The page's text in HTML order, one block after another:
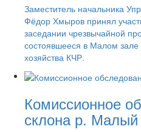
Заместитель начальника
Фёдор Хмыров принял
заседании чрезвычайной
состоявшееся в Малом зале
хозяйства КЧР.
Комиссионное
склона р. Малый